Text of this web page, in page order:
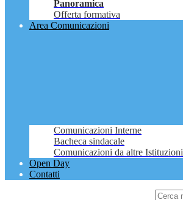
Panoramica
Offerta formativa
Area Comunicazioni
Comunicazioni Interne
Bacheca sindacale
Comunicazioni da altre Istituzioni
Open Day
Contatti